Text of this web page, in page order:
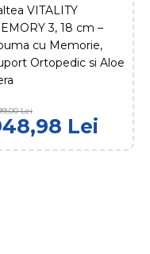
Lei 1.098,98 Lei
ADAUGĂ ÎN COŞ
PRODUSUL
– Elasticitate
Suport
Husa Clima
VITALITY
3, 18 cm –
cu Memorie,
Ortopedic si Aloe
Lei
Lei